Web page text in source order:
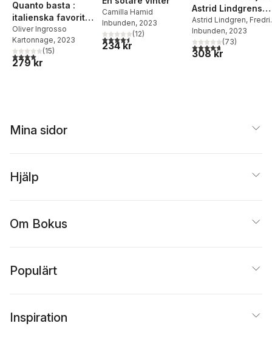
Quanto basta :
italienska favoriter
och familjerecept
Oliver Ingrosso
Kartonnage, 2023
4,0utav 5 stjärnor. Totalt antal röster:
(15)
279 kr
Camilla Hamid
Inbunden, 2023
4,5utav 5 stjärnor. Totalt antal röster:
(12)
234 kr
Astrid Lindgrens
julkokbok
Astrid Lindgren,
Eriksson
Inbunden, 2023
4,7utav 5 stjärnor.
(73)
308 kr
Mina sidor
Hjälp
Om Bokus
Populärt
Inspiration